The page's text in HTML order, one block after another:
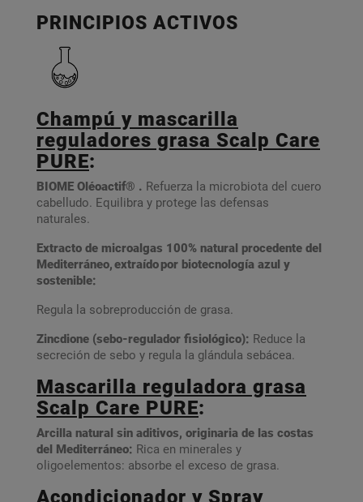
PRINCIPIOS ACTIVOS
Champú y mascarilla
reguladores grasa Scalp Care
PURE:
BIOME Oléoactif® . Refuerza la microbiota del cuero
cabelludo. Equilibra y protege las defensas
naturales.
Extracto de microalgas 100% natural procedente del
Mediterráneo, extraído por biotecnología azul y
sostenible:
Regula la sobreproducción de grasa.
Zincdione (sebo-regulador fisiológico): Reduce la
secreción de sebo y regula la glándula sebácea.
Mascarilla reguladora grasa
Scalp Care PURE:
Arcilla natural sin aditivos, originaria de las costas
del Mediterráneo: Rica en minerales y
oligoelementos: absorbe el exceso de grasa.
Acondicionador y Spray